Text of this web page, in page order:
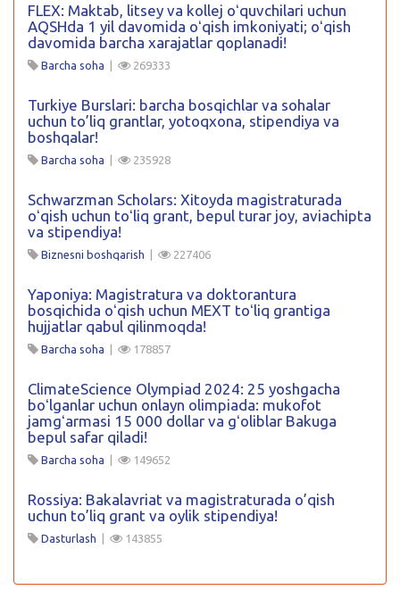
FLEX: Maktab, litsey va kollej oʻquvchilari uchun
AQSHda 1 yil davomida oʻqish imkoniyati; oʻqish
davomida barcha xarajatlar qoplanadi!
Barcha soha | 269333
Turkiye Burslari: barcha bosqichlar va sohalar
uchun to’liq grantlar, yotoqxona, stipendiya va
boshqalar!
Barcha soha | 235928
Schwarzman Scholars: Xitoyda magistraturada
oʻqish uchun toʻliq grant, bepul turar joy, aviachipta
va stipendiya!
Biznesni boshqarish | 227406
Yaponiya: Magistratura va doktorantura
bosqichida oʻqish uchun MEXT toʻliq grantiga
hujjatlar qabul qilinmoqda!
Barcha soha | 178857
ClimateScience Olympiad 2024: 25 yoshgacha
boʻlganlar uchun onlayn olimpiada: mukofot
jamgʻarmasi 15 000 dollar va gʻoliblar Bakuga
bepul safar qiladi!
Barcha soha | 149652
Rossiya: Bakalavriat va magistraturada o’qish
uchun to’liq grant va oylik stipendiya!
Dasturlash | 143855